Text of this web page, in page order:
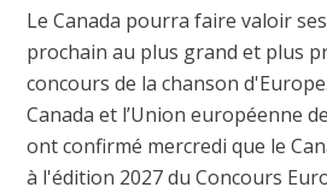
Le Canada pourra faire valoir
prochain au plus grand et plus
concours de la chanson
Canada et l’Union européenne
ont confirmé mercredi que le
à l'édition 2027 du Concours